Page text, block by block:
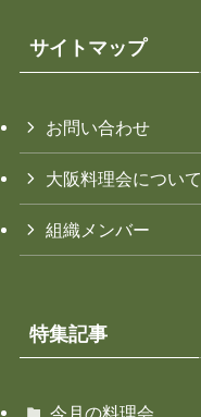
サイトマップ
お問い合わせ
大阪料理会について
組織メンバー
特集記事